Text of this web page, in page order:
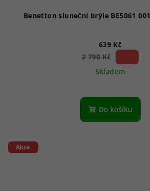
639 Kč
2 790 Kč
Skladem
Do košíku
Akce